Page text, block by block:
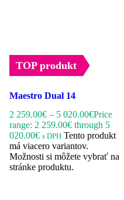
TOP produkt
Maestro Dual 14
2 259.00€ – 5 020.00€Price
range: 2 259.00€ through 5
020.00€ s DPH Tento produkt
má viacero variantov.
Možnosti si môžete vybrať na
stránke produktu.